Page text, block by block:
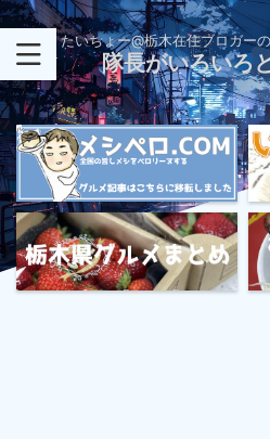
たいちょー@栃木在住ブロガー
隊長がいろいろ